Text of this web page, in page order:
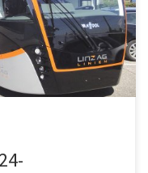
з трьох
довжина сягає 24 м.